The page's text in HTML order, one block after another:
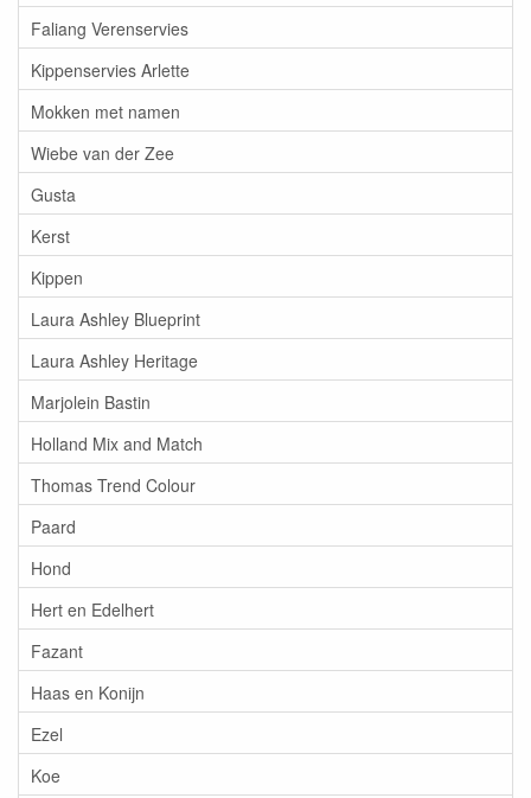
Faliang Verenservies
Kippenservies Arlette
Mokken met namen
Wiebe van der Zee
Gusta
Kerst
Kippen
Laura Ashley Blueprint
Laura Ashley Heritage
Marjolein Bastin
Holland Mix and Match
Thomas Trend Colour
Paard
Hond
Hert en Edelhert
Fazant
Haas en Konijn
Ezel
Koe